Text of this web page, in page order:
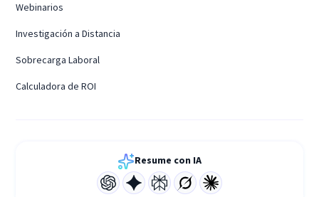
Webinarios
Investigación a Distancia
Sobrecarga Laboral
Calculadora de ROI
Resume con IA